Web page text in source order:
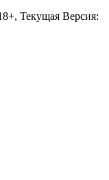
Текущая Версия: